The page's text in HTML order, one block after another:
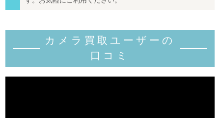
カメラ買取ユーザーの
口コミ